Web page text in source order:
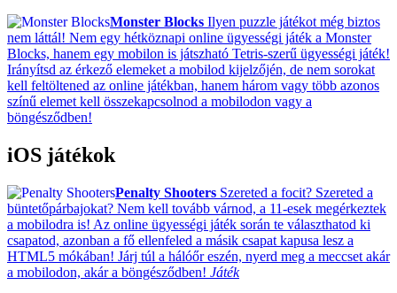
Monster Blocks Ilyen puzzle játékot még biztos
nem láttál! Nem egy hétköznapi online ügyességi játék a Monster
Blocks, hanem egy mobilon is játszható Tetris-szerű ügyességi játék!
Irányítsd az érkező elemeket a mobilod kijelzőjén, de nem sorokat
kell feltöltened az online játékban, hanem három vagy több azonos
színű elemet kell összekapcsolnod a mobilodon vagy a
böngésződben!
iOS játékok
Penalty Shooters Szereted a focit? Szereted a
büntetőpárbajokat? Nem kell tovább várnod, a 11-esek megérkeztek
a mobilodra is! Az online ügyességi játék során te választhatod ki
csapatod, azonban a fő ellenfeled a másik csapat kapusa lesz a
HTML5 mókában! Járj túl a hálóőr eszén, nyerd meg a meccset akár
a mobilodon, akár a böngésződben! Játék